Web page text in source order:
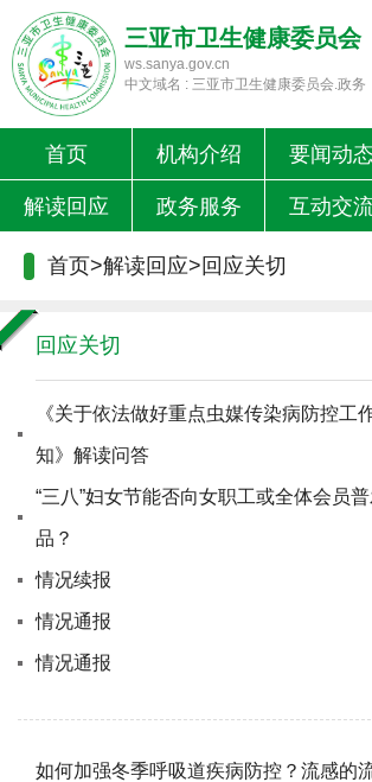
三亚市卫生健康委员会
ws.sanya.gov.cn
中文域名 : 三亚市卫生健康委员会.政务
首页 机构介绍 要闻动态
解读回应 政务服务 互动交
首页>解读回应> 回应关切
回应关切
《关于依法做好重点虫媒传染病防控工
知》解读问答
“三八”妇女节能否向女职工或全体会员
品？
情况续报
情况通报
情况通报
如何加强冬季呼吸道疾病防控？流感的